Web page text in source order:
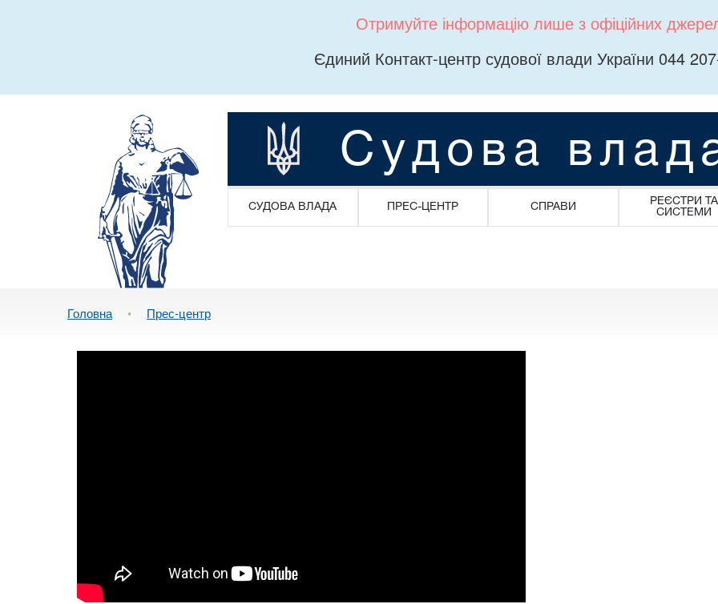
Отримуйте інформацію лише з офіційних
Єдиний Контакт-центр судової влади України 044
Судова
СУДОВА ВЛАДА ПРЕС-ЦЕНТР СПРАВИ
РЕЄСТРИ ТА
СИСТЕМИ
Головна • Прес-центр